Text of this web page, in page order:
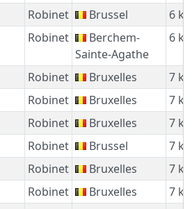
Robinet Brussel
6
Robinet
Berchem-
Sainte-Agathe
6
Robinet Bruxelles
7
Robinet Bruxelles
7
Robinet Bruxelles
7
Robinet Brussel
7
Robinet Bruxelles
7
Robinet Bruxelles
7